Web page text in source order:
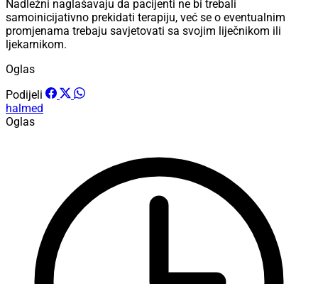
Nadležni naglašavaju da pacijenti ne bi trebali
samoinicijativno prekidati terapiju, već se o eventualnim
promjenama trebaju savjetovati sa svojim liječnikom ili
ljekarnikom.
Oglas
Podijeli
halmed
Oglas